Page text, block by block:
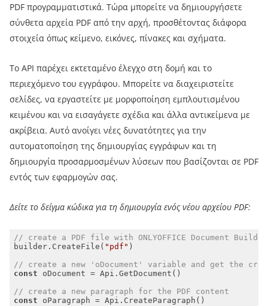
PDF προγραμματιστικά. Τώρα μπορείτε να δημιουργήσετε
σύνθετα αρχεία PDF από την αρχή, προσθέτοντας διάφορα
στοιχεία όπως κείμενο, εικόνες, πίνακες και σχήματα.
Το API παρέχει εκτεταμένο έλεγχο στη δομή και το
περιεχόμενο του εγγράφου. Μπορείτε να διαχειριστείτε
σελίδες, να εργαστείτε με μορφοποίηση εμπλουτισμένου
κειμένου και να εισαγάγετε σχέδια και άλλα αντικείμενα με
ακρίβεια. Αυτό ανοίγει νέες δυνατότητες για την
αυτοματοποίηση της δημιουργίας εγγράφων και τη
δημιουργία προσαρμοσμένων λύσεων που βασίζονται σε PDF
εντός των εφαρμογών σας.
Δείτε το δείγμα κώδικα για τη δημιουργία ενός νέου αρχείου PDF:
// create a PDF file with ONLYOFFICE Document Builder
builder.CreateFile( "pdf"
// create a new 'oDocument' variable and get the
const
// create a new paragraph for the PDF content
const